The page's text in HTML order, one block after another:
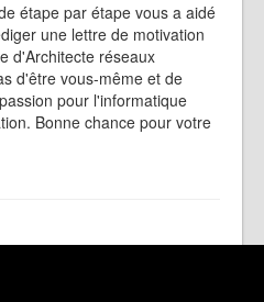
étape par étape vous a aidé
une lettre de motivation
d'Architecte réseaux
d'être vous-même et de
pour l'informatique
Bonne chance pour votre